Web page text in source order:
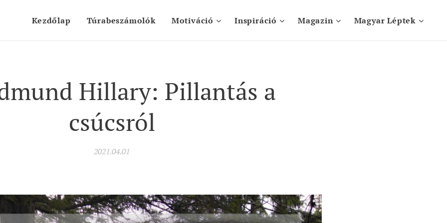
Kezdőlap Túrabeszámolók Motiváció Inspiráció Magazin Magyar Léptek
Hillary: Pillantás a
csúcsról
2021.04.01